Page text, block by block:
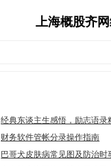
上海概股齐
经典东谈主生感悟，励志语录
财务软件管帐分录操作指南
巴哥犬皮肤病常见图及防治时